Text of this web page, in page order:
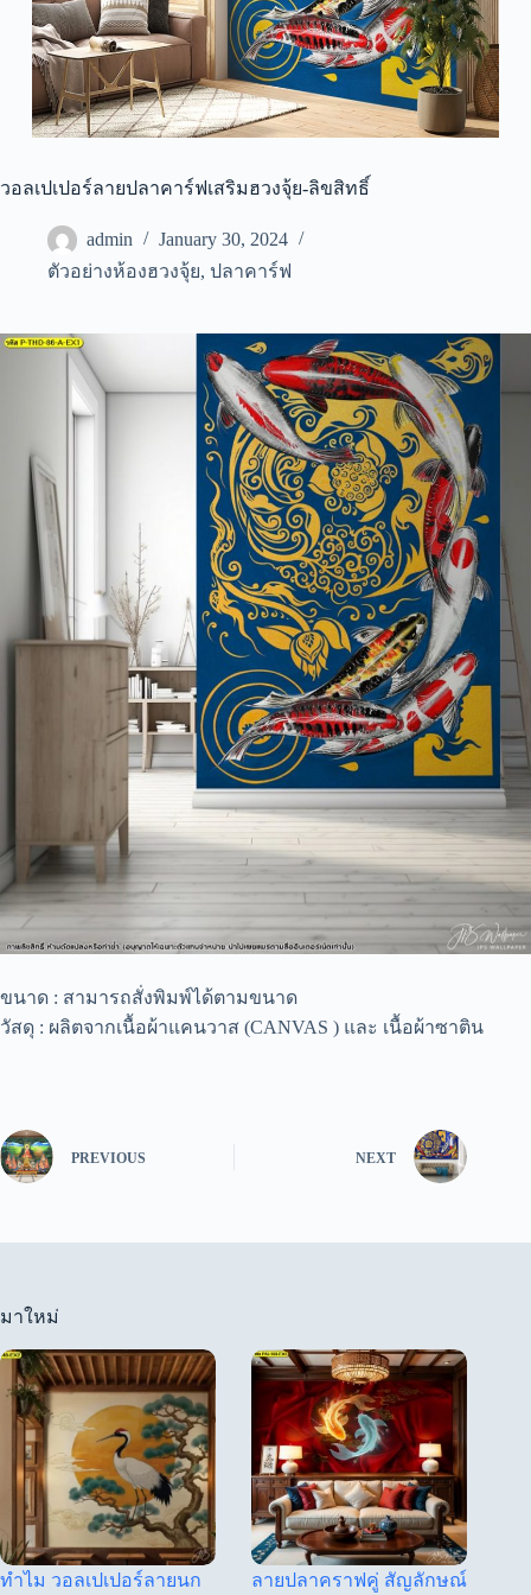
วอลเปเปอร์ลายปลาคาร์ฟเสริมฮวงจุ้ย-ลิขสิทธิ์
admin
January 30, 2024
ตัวอย่างห้องฮวงจุ้ย, ปลาคาร์ฟ
ขนาด : สามารถสั่งพิมพ์ได้ตามขนาด
วัสดุ : ผลิตจากเนื้อผ้าแคนวาส (CANVAS ) และ เนื้อผ้าซาติน
PREVIOUS NEXT
มาใหม่
ทำไม วอลเปเปอร์ลายนก ลายปลาคราฟคู่ สัญลักษณ์